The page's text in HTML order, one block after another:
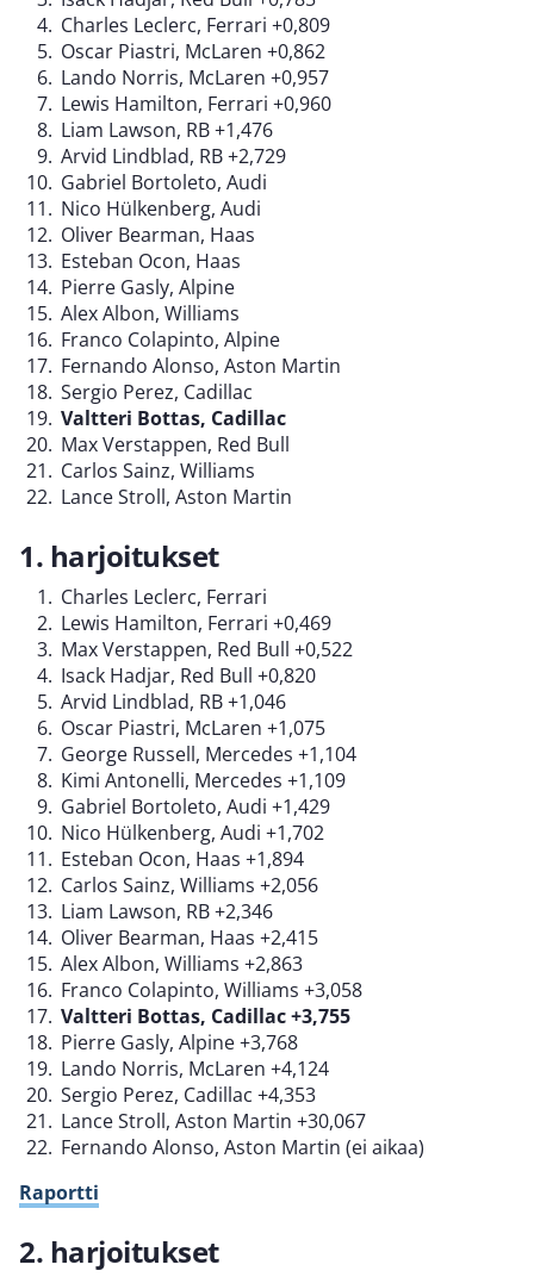
Charles Leclerc, Ferrari +0,809
Oscar Piastri, McLaren +0,862
Lando Norris, McLaren +0,957
Lewis Hamilton, Ferrari +0,960
Liam Lawson, RB +1,476
Arvid Lindblad, RB +2,729
Gabriel Bortoleto, Audi
Nico Hülkenberg, Audi
Oliver Bearman, Haas
Esteban Ocon, Haas
Pierre Gasly, Alpine
Alex Albon, Williams
Franco Colapinto, Alpine
Fernando Alonso, Aston Martin
Sergio Perez, Cadillac
Valtteri Bottas, Cadillac
Max Verstappen, Red Bull
Carlos Sainz, Williams
Lance Stroll, Aston Martin
1. harjoitukset
Charles Leclerc, Ferrari
Lewis Hamilton, Ferrari +0,469
Max Verstappen, Red Bull +0,522
Isack Hadjar, Red Bull +0,820
Arvid Lindblad, RB +1,046
Oscar Piastri, McLaren +1,075
George Russell, Mercedes +1,104
Kimi Antonelli, Mercedes +1,109
Gabriel Bortoleto, Audi +1,429
Nico Hülkenberg, Audi +1,702
Esteban Ocon, Haas +1,894
Carlos Sainz, Williams +2,056
Liam Lawson, RB +2,346
Oliver Bearman, Haas +2,415
Alex Albon, Williams +2,863
Franco Colapinto, Williams +3,058
Valtteri Bottas, Cadillac +3,755
Pierre Gasly, Alpine +3,768
Lando Norris, McLaren +4,124
Sergio Perez, Cadillac +4,353
Lance Stroll, Aston Martin +30,067
Fernando Alonso, Aston Martin (ei aikaa)
Raportti
2. harjoitukset